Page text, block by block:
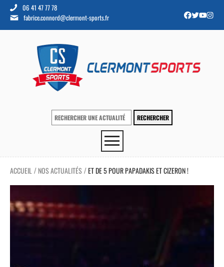
06 41 47 77 78
fabrice.connord@clermont-sports.fr
ACCUEIL / NOS ACTUALITÉS /ET DE 5 POUR PAPADAKIS ET CIZERON !